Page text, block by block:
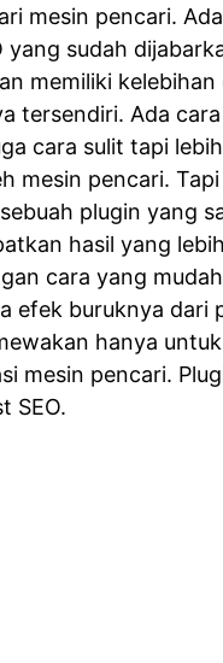
mesin pencari.
yang sudah
memiliki kelebihan
tersendiri. Ada
cara sulit tapi
mesin pencari.
plugin yang
hasil yang
cara yang
efek buruknya dari
hanya untuk
mesin pencari.
SEO.